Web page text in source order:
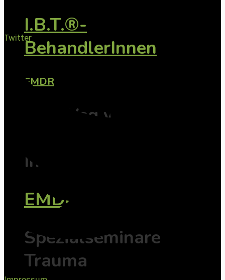
I.B.T.®-
BehandlerInnen
EMDR
Der Weg vom
Integration
EMDR
Spezialseminare
Trauma
Twitter